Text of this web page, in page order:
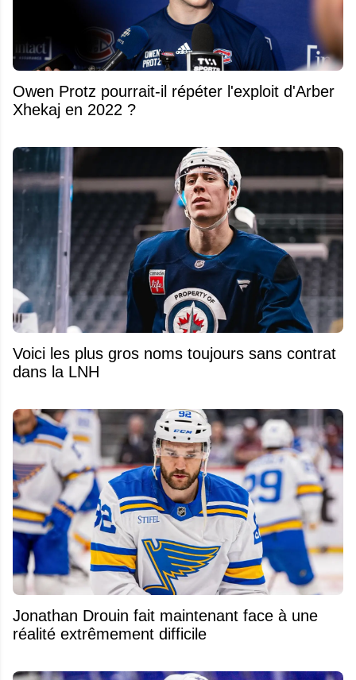
Owen Protz pourrait-il répéter l'exploit d'Arber
Xhekaj en 2022 ?
Voici les plus gros noms toujours sans contrat
dans la LNH
Jonathan Drouin fait maintenant face à une
réalité extrêmement difficile